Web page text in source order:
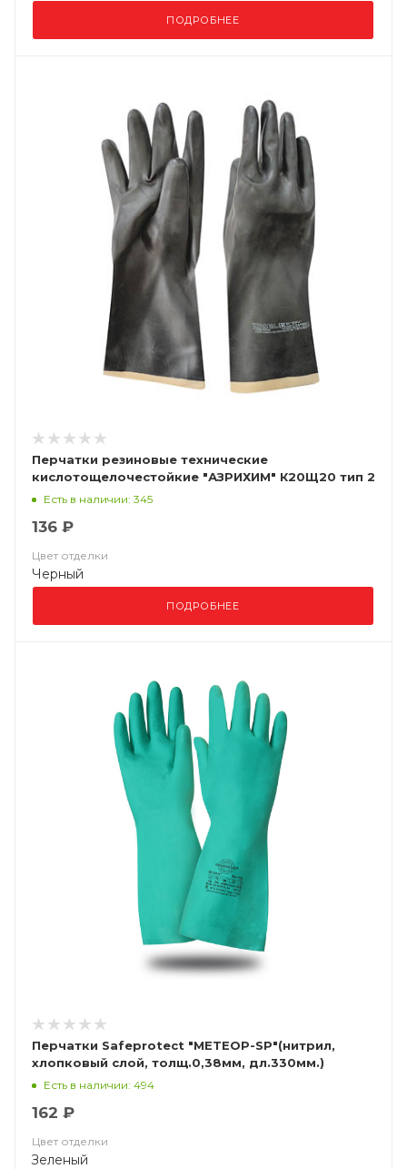
ПОДРОБНЕЕ
Перчатки резиновые технические
кислотощелочестойкие "АЗРИХИМ" К20Щ20 тип 2
(КЩСТ-2 (АЗРИ)
Есть в наличии: 345
136 ₽
Цвет отделки
Черный
ПОДРОБНЕЕ
Перчатки Safeprotect "МЕТЕОР-SP"(нитрил,
хлопковый слой, толщ.0,38мм, дл.330мм.)
Есть в наличии: 494
162 ₽
Цвет отделки
Зеленый